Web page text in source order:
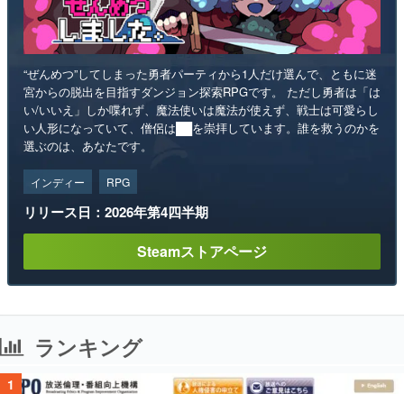
“ぜんめつ”してしまった勇者パーティから1人だけ選んで、ともに迷
宮からの脱出を目指すダンジョン探索RPGです。 ただし勇者は「は
い/いいえ」しか喋れず、魔法使いは魔法が使えず、戦士は可愛らし
い人形になっていて、僧侶は██を崇拝しています。誰を救うのかを
選ぶのは、あなたです。
インディー RPG
リリース日：2026年第4四半期
Steamストアページ
ランキング
1